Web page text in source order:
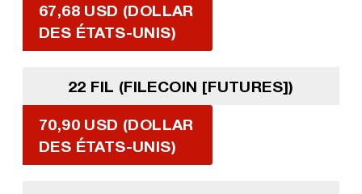
67,68 USD (DOLLAR
DES ÉTATS-UNIS)
22 FIL (FILECOIN [FUTURES])
70,90 USD (DOLLAR
DES ÉTATS-UNIS)